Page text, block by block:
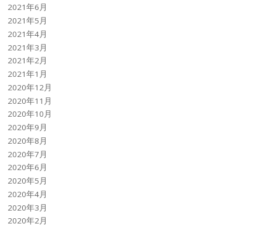
2021年6月
2021年5月
2021年4月
2021年3月
2021年2月
2021年1月
2020年12月
2020年11月
2020年10月
2020年9月
2020年8月
2020年7月
2020年6月
2020年5月
2020年4月
2020年3月
2020年2月